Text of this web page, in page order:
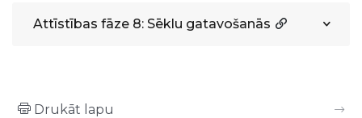
Attīstības fāze 8: Sēklu gatavošanās
Drukāt lapu